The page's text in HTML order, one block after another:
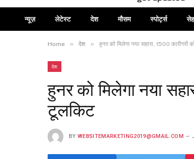
न्यूज़ लेटेस्ट देश मौसम स्पोर्ट्स
Home » देश » हुनर को मिलेगा नया सहारा, 1500
देश
हुनर को मिलेगा नया
टूलकिट
BY WEBSITEMARKETING2019@GMAIL.COM